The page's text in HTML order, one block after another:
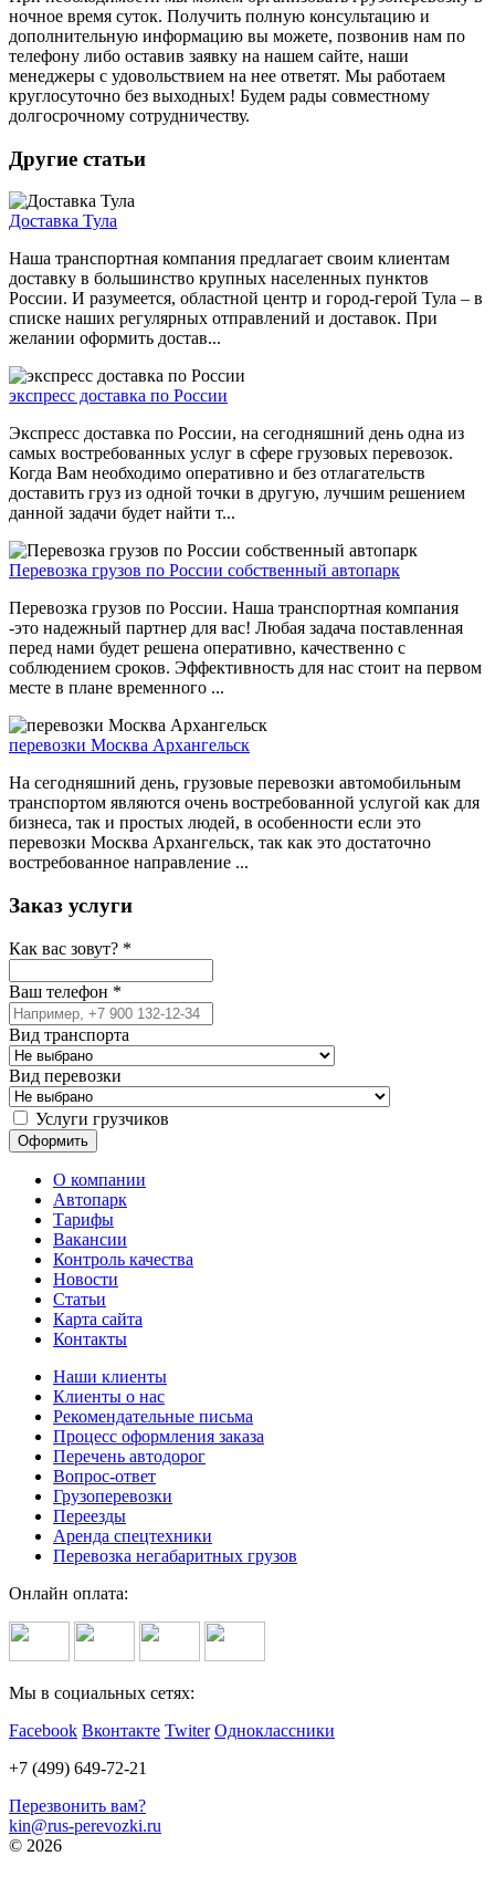
ночное время суток. Получить полную консультацию и
дополнительную информацию вы можете, позвонив нам по
телефону либо оставив заявку на нашем сайте, наши
менеджеры с удовольствием на нее ответят. Мы работаем
круглосуточно без выходных! Будем рады совместному
долгосрочному сотрудничеству.
Другие статьи
Доставка Тула
Наша транспортная компания предлагает своим клиентам
доставку в большинство крупных населенных пунктов
России. И разумеется, областной центр и город-герой Тула – в
списке наших регулярных отправлений и доставок. При
желании оформить достав...
экспресс доставка по России
Экспресс доставка по России, на сегодняшний день одна из
самых востребованных услуг в сфере грузовых перевозок.
Когда Вам необходимо оперативно и без отлагательств
доставить груз из одной точки в другую, лучшим решением
данной задачи будет найти т...
Перевозка грузов по России собственный автопарк
Перевозка грузов по России. Наша транспортная компания
-это надежный партнер для вас! Любая задача поставленная
перед нами будет решена оперативно, качественно с
соблюдением сроков. Эффективность для нас стоит на первом
месте в плане временного ...
перевозки Москва Архангельск
На сегодняшний день, грузовые перевозки автомобильным
транспортом являются очень востребованной услугой как для
бизнеса, так и простых людей, в особенности если это
перевозки Москва Архангельск, так как это достаточно
востребованное направление ...
Заказ услуги
Как вас зовут? *
Ваш телефон *
Вид транспорта
Вид перевозки
Услуги грузчиков
О компании
Автопарк
Тарифы
Вакансии
Контроль качества
Новости
Статьи
Карта сайта
Контакты
Наши клиенты
Клиенты о нас
Рекомендательные письма
Процесс оформления заказа
Перечень автодорог
Вопрос-ответ
Грузоперевозки
Переезды
Аренда спецтехники
Перевозка негабаритных грузов
Онлайн оплата:
Мы в социальных сетях:
Facebook Вконтакте Twiter Одноклассники
+7 (499) 649-72-21
Перезвонить вам?
kin@rus-perevozki.ru
© 2026